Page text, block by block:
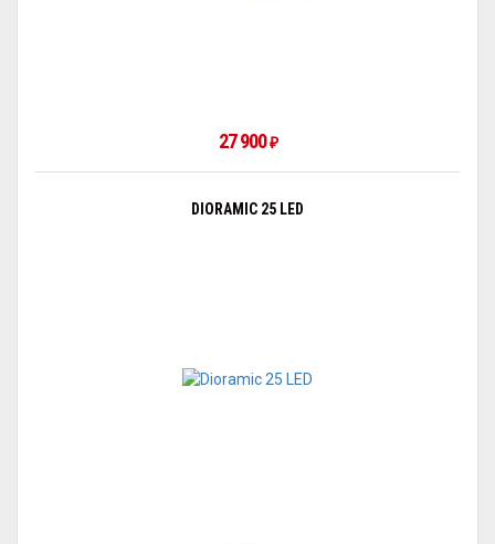
27 900₽
DIORAMIC 25 LED